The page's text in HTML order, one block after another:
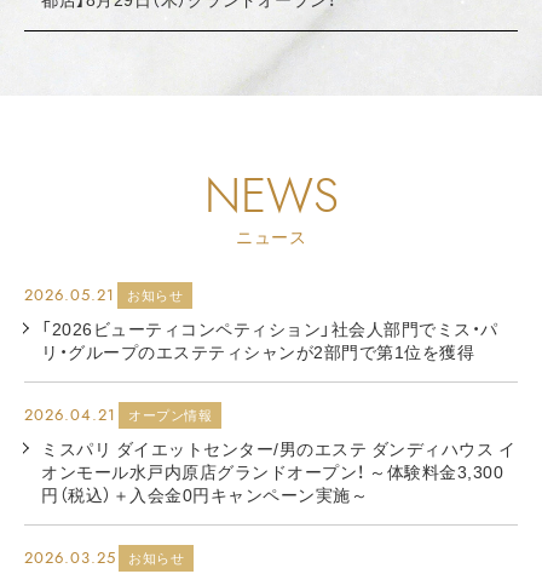
NEWS
ニュース
2026.05.21 お知らせ
「2026ビューティコンペティション」社会人部門でミス・パ
リ・グループのエステティシャンが2部門で第1位を獲得
2026.04.21 オープン情報
ミスパリ ダイエットセンター/男のエステ ダンディハウス イ
オンモール水戸内原店グランドオープン！ ～体験料金3,300
円（税込）＋入会金0円キャンペーン実施～
2026.03.25 お知らせ